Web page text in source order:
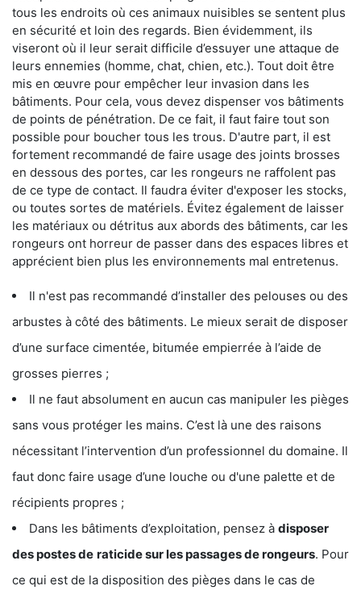
tous les endroits où ces animaux nuisibles se sentent plus
en sécurité et loin des regards. Bien évidemment, ils
viseront où il leur serait difficile d’essuyer une attaque de
leurs ennemies (homme, chat, chien, etc.). Tout doit être
mis en œuvre pour empêcher leur invasion dans les
bâtiments. Pour cela, vous devez dispenser vos bâtiments
de points de pénétration. De ce fait, il faut faire tout son
possible pour boucher tous les trous. D'autre part, il est
fortement recommandé de faire usage des joints brosses
en dessous des portes, car les rongeurs ne raffolent pas
de ce type de contact. Il faudra éviter d'exposer les stocks,
ou toutes sortes de matériels. Évitez également de laisser
les matériaux ou détritus aux abords des bâtiments, car les
rongeurs ont horreur de passer dans des espaces libres et
apprécient bien plus les environnements mal entretenus.
Il n'est pas recommandé d’installer des pelouses ou des
arbustes à côté des bâtiments. Le mieux serait de disposer
d’une surface cimentée, bitumée empierrée à l’aide de
grosses pierres ;
Il ne faut absolument en aucun cas manipuler les pièges
sans vous protéger les mains. C’est là une des raisons
nécessitant l’intervention d’un professionnel du domaine. Il
faut donc faire usage d’une louche ou d'une palette et de
récipients propres ;
Dans les bâtiments d’exploitation, pensez à disposer
des postes de raticide sur les passages de rongeurs. Pour
ce qui est de la disposition des pièges dans le cas de